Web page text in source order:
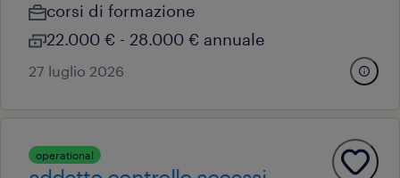
corsi di formazione
22.000 € - 28.000 € annuale
27 luglio 2026
operational